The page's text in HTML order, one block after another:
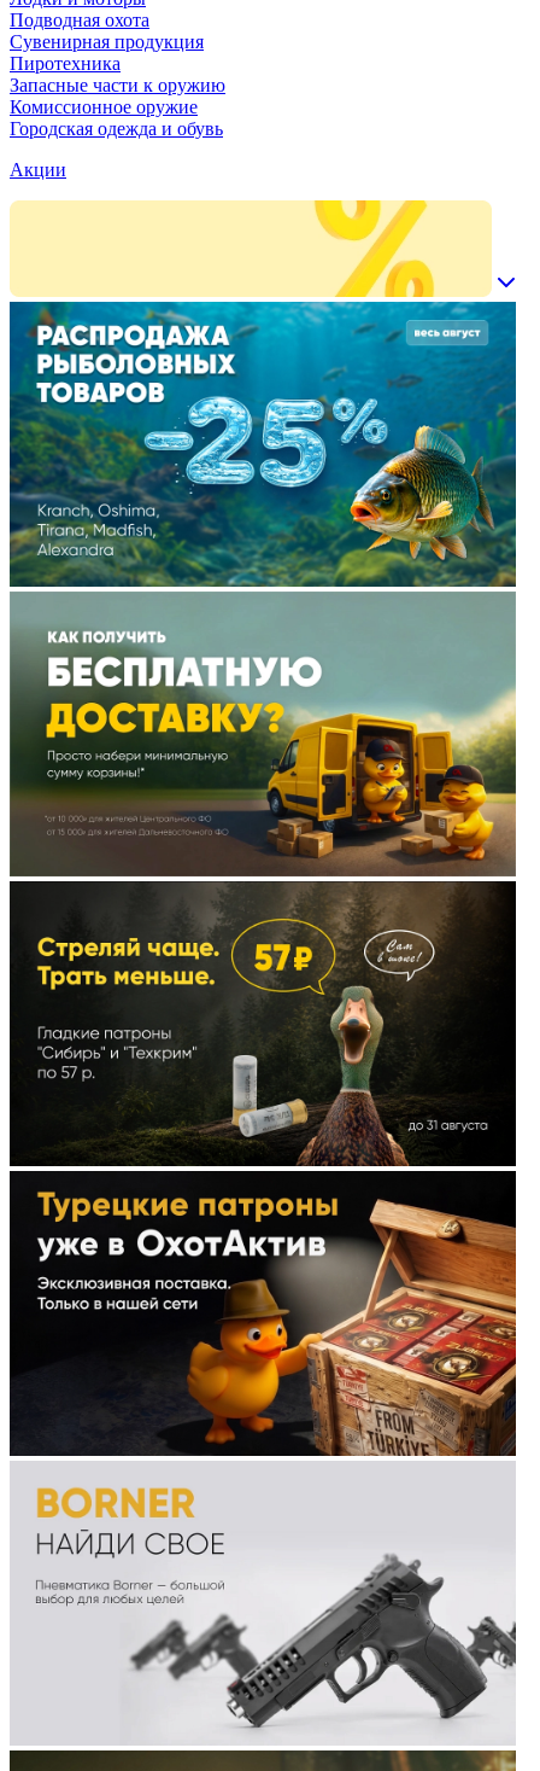
Подводная охота
Сувенирная продукция
Пиротехника
Запасные части к оружию
Комиссионное оружие
Городская одежда и обувь
Акции